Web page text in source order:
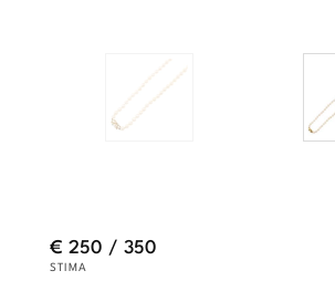
€ 250 / 350
STIMA